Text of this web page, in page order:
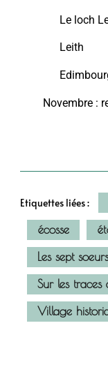
Le loch
Leith
Novembre :
Etiquettes liées :
écosse
Les sept soeurs
Sur les traces
Village